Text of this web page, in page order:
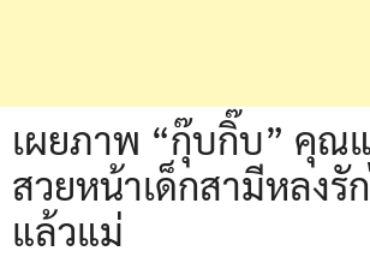
เผยภาพ “กุ๊บกิ๊บ” คุณ
สวยหน้าเด็กสามีหลงรั
แล้วแม่